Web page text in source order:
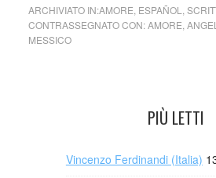
ARCHIVIATO IN:AMORE ESPAÑOL
CONTRASSEGNATO CON:AMORE
MESSICO
PIÙ LETTI
Vincenzo Ferdinandi (Italia)